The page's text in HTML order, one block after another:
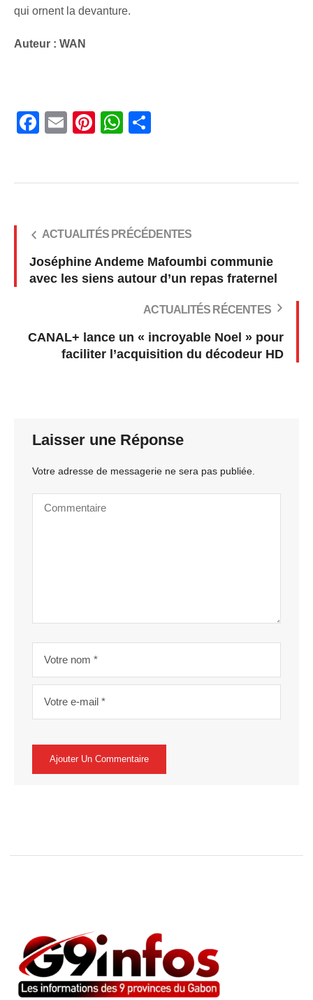
qui ornent la devanture.
Auteur : WAN
Facebook
Email PinterestWhatsApp
ACTUALITÉS PRÉCÉDENTES
Joséphine Andeme Mafoumbi communie
avec les siens autour d’un repas fraternel
ACTUALITÉS RÉCENTES
CANAL+ lance un « incroyable Noel » pour
faciliter l’acquisition du décodeur HD
Laisser une Réponse
Votre adresse de messagerie ne sera pas publiée.